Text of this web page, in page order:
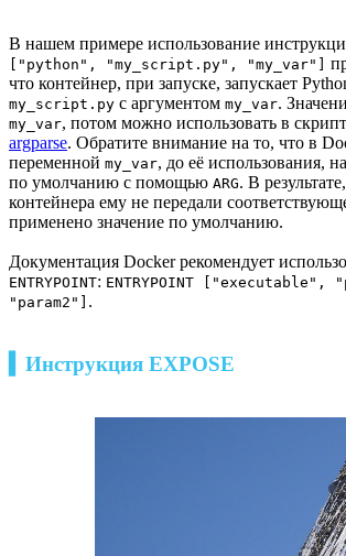
В нашем примере использование
["python", "my_script.py", "my_var"]
что контейнер, при запуске, запускает
my_script.py с аргументом my_var.
my_var, потом можно использовать в
argparse. Обратите внимание на то, что в
переменной my_var, до её использования,
по умолчанию с помощью ARG. В
контейнера ему не передали
применено значение по умолчанию.
Документация Docker рекомендует
ENTRYPOINT: ENTRYPOINT ["executable",
"param2"] .
▍Инструкция EXPOSE